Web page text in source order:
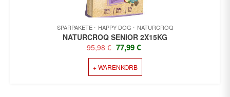
SPARPAKETE HAPPY DOG NATURCROQ
NATURCROQ SENIOR 2X15KG
95,98€ URSPRÜNGLICHER
PREIS
WAR:
95,98 €
77,99€
+ WARENKORB